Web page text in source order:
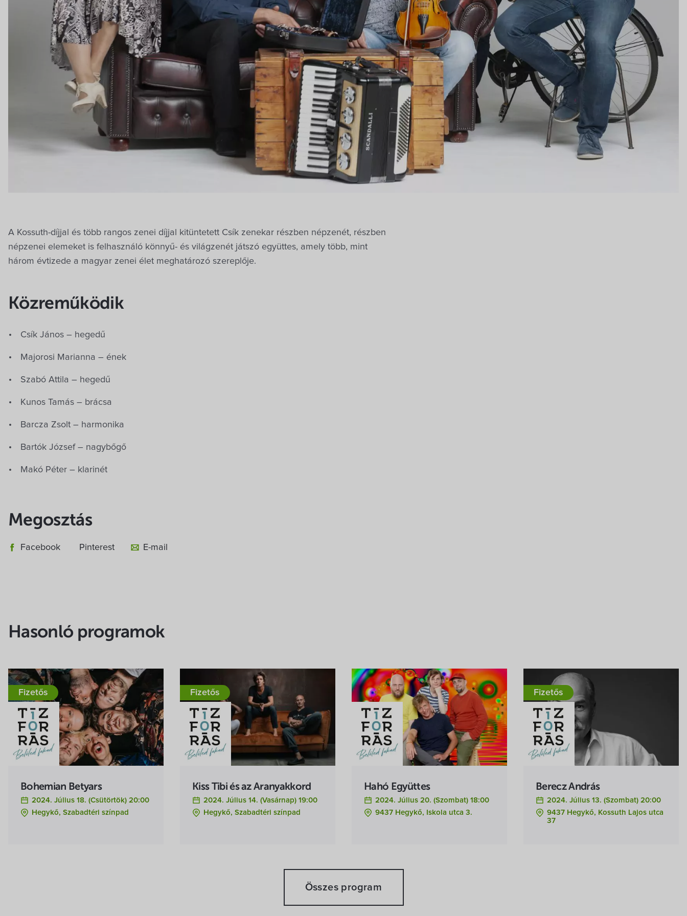
A Kossuth-díjjal és több rangos zenei díjjal kitüntetett Csík zenekar részben népzenét, részben
népzenei elemeket is felhasználó könnyű- és világzenét játszó együttes, amely több, mint
három évtizede a magyar zenei élet meghatározó szereplője.
Közreműködik
Csík János – hegedű
Majorosi Marianna – ének
Szabó Attila – hegedű
Kunos Tamás – brácsa
Barcza Zsolt – harmonika
Bartók József – nagybőgő
Makó Péter – klarinét
Megosztás
Facebook Pinterest E-mail
Hasonló programok
Fizetős
Bohemian Betyars
2024. Július 18. (csütörtök) 20:00
Hegykő, Szabadtéri színpad
Fizetős
Kiss Tibi és az Aranyakkord
2024. Július 14. (vasárnap) 19:00
Hegykő, Szabadtéri színpad
Hahó Együttes
2024. Július 20. (szombat) 18:00
9437 Hegykő, Iskola utca 3.
Fizetős
Berecz András
2024. Július 13. (szombat) 20:00
9437 Hegykő, Kossuth Lajos utca
37
Összes program